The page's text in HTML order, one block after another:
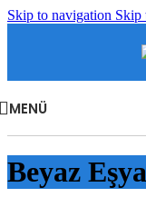
Skip to navigation Skip
MENÜ
Beyaz